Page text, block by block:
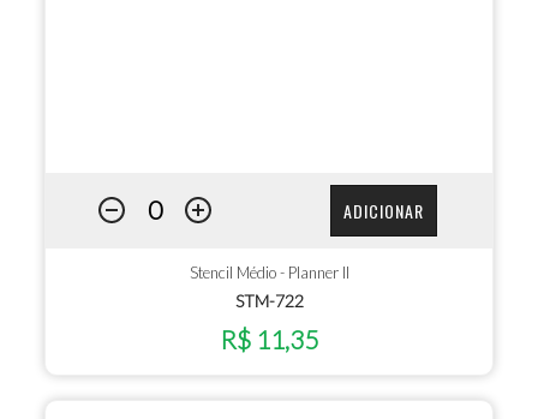
ADICIONAR
Stencil Médio - Planner II
STM-722
R$ 11,35